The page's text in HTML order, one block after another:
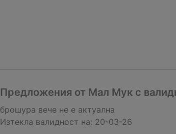
Предложения от Мал Мук с
брошура вече не е актуална
Изтекла валидност на: 20-03-26